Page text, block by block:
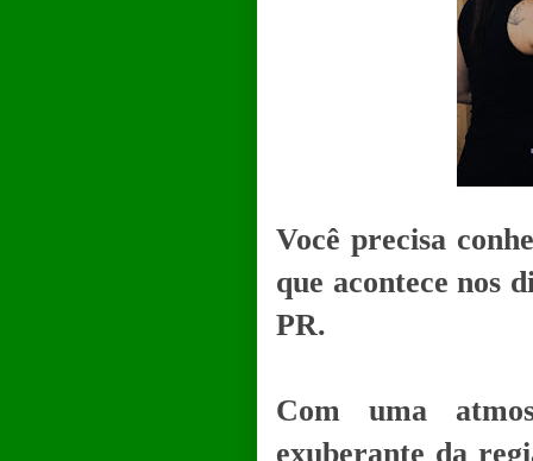
Você precisa
que acontece nos
PR.
Com uma
exuberante da